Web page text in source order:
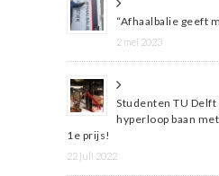
“Afhaalbalie geeft
2 mei 2023
Studenten TU
hyperloop baan
1e prijs!
22 juli 2022